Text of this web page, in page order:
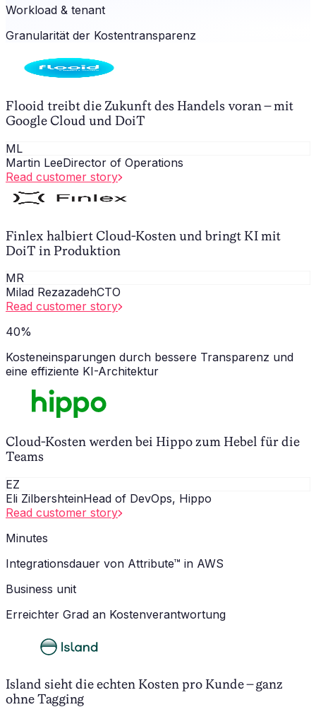
Workload & tenant
Granularität der Kostentransparenz
Flooid treibt die Zukunft des Handels voran – mit
Google Cloud und DoiT
ML
Martin LeeDirector of Operations
Read customer story
Finlex halbiert Cloud-Kosten und bringt KI mit
DoiT in Produktion
MR
Milad RezazadehCTO
Read customer story
40%
Kosteneinsparungen durch bessere Transparenz und
eine effiziente KI-Architektur
Cloud-Kosten werden bei Hippo zum Hebel für die
Teams
EZ
Eli ZilbershteinHead of DevOps, Hippo
Read customer story
Minutes
Integrationsdauer von Attribute™ in AWS
Business unit
Erreichter Grad an Kostenverantwortung
Island sieht die echten Kosten pro Kunde – ganz
ohne Tagging